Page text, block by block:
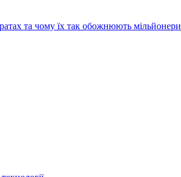
та чому їх так обожнюють мільйонери